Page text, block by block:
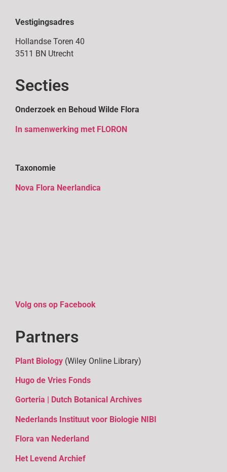
Vestigingsadres
Hollandse Toren 40
3511 BN Utrecht
Secties
Onderzoek en Behoud Wilde Flora
In samenwerking met FLORON
Taxonomie
Nova Flora Neerlandica
Volg ons op Facebook
Partners
Plant Biology (Wiley Online Library)
Hugo de Vries Fonds
Gorteria | Dutch Botanical Archives
Nederlands Instituut voor Biologie NIBI
Flora van Nederland
Het Levend Archief